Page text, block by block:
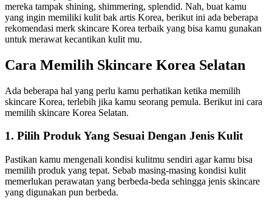
mereka tampak shining, shimmering, splendid. Nah, buat kamu
yang ingin memiliki kulit bak artis Korea, berikut ini ada beberapa
rekomendasi merk skincare Korea terbaik yang bisa kamu gunakan
untuk merawat kecantikan kulit mu.
Cara Memilih Skincare Korea Selatan
Ada beberapa hal yang perlu kamu perhatikan ketika memilih
skincare Korea, terlebih jika kamu seorang pemula. Berikut ini cara
memilih skincare Korea Selatan.
1. Pilih Produk Yang Sesuai Dengan Jenis Kulit
Pastikan kamu mengenali kondisi kulitmu sendiri agar kamu bisa
memilih produk yang tepat. Sebab masing-masing kondisi kulit
memerlukan perawatan yang berbeda-beda sehingga jenis skincare
yang digunakan pun berbeda.